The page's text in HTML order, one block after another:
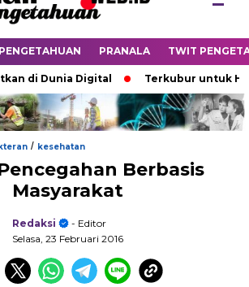
PRANALA TWIT
Dunia Digital Terkubur untuk Hidup
/ kesehatan
Berbasis
Masyarakat
Redaksi
- Editor
Selasa, 23 Februari 2016